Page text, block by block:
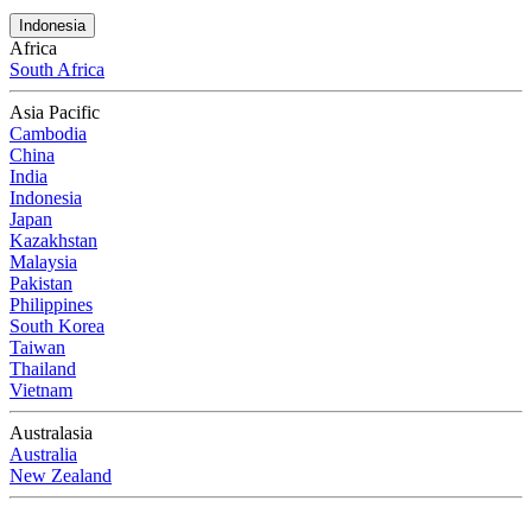
Indonesia
Africa
South Africa
Asia Pacific
Cambodia
China
India
Indonesia
Japan
Kazakhstan
Malaysia
Pakistan
Philippines
South Korea
Taiwan
Thailand
Vietnam
Australasia
Australia
New Zealand